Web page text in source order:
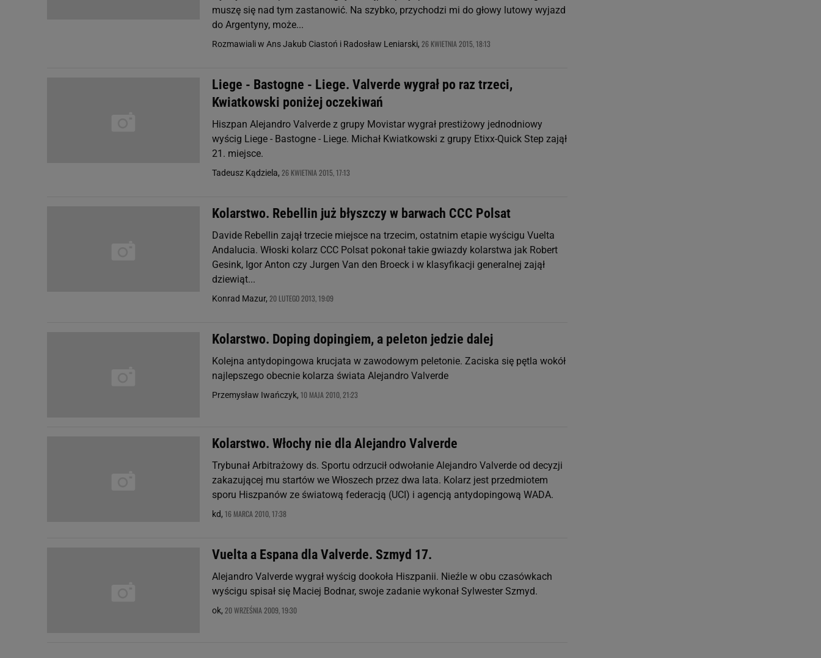
muszę się nad tym zastanowić. Na szybko, przychodzi mi do głowy lutowy wyjazd
do Argentyny, może...
Rozmawiali w Ans Jakub Ciastoń i Radosław Leniarski, 26 KWIETNIA 2015, 18:13
Liege - Bastogne - Liege. Valverde wygrał po raz trzeci,
Kwiatkowski poniżej oczekiwań
Hiszpan Alejandro Valverde z grupy Movistar wygrał prestiżowy jednodniowy
wyścig Liege - Bastogne - Liege. Michał Kwiatkowski z grupy Etixx-Quick Step zajął
21. miejsce.
Tadeusz Kądziela, 26 KWIETNIA 2015, 17:13
Kolarstwo. Rebellin już błyszczy w barwach CCC Polsat
Davide Rebellin zajął trzecie miejsce na trzecim, ostatnim etapie wyścigu Vuelta
Andalucia. Włoski kolarz CCC Polsat pokonał takie gwiazdy kolarstwa jak Robert
Gesink, Igor Anton czy Jurgen Van den Broeck i w klasyfikacji generalnej zajął
dziewiąt...
Konrad Mazur, 20 LUTEGO 2013, 19:09
Kolarstwo. Doping dopingiem, a peleton jedzie dalej
Kolejna antydopingowa krucjata w zawodowym peletonie. Zaciska się pętla wokół
najlepszego obecnie kolarza świata Alejandro Valverde
Przemysław Iwańczyk, 10 MAJA 2010, 21:23
Kolarstwo. Włochy nie dla Alejandro Valverde
Trybunał Arbitrażowy ds. Sportu odrzucił odwołanie Alejandro Valverde od decyzji
zakazującej mu startów we Włoszech przez dwa lata. Kolarz jest przedmiotem
sporu Hiszpanów ze światową federacją (UCI) i agencją antydopingową WADA.
kd, 16 MARCA 2010, 17:38
Vuelta a Espana dla Valverde. Szmyd 17.
Alejandro Valverde wygrał wyścig dookoła Hiszpanii. Nieźle w obu czasówkach
wyścigu spisał się Maciej Bodnar, swoje zadanie wykonał Sylwester Szmyd.
ok, 20 WRZEŚNIA 2009, 19:30